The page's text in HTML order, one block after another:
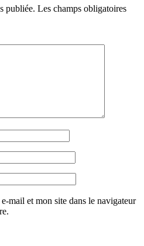
publiée. Les champs obligatoires
mail et mon site dans le navigateur